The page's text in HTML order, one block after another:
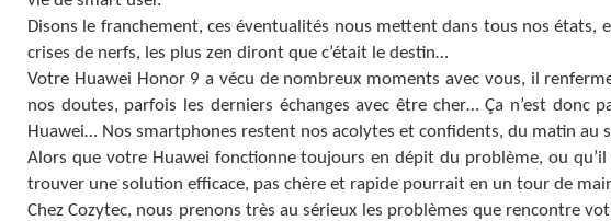
Disons le franchement, ces éventualités nous mettent dans tous nos états,
crises de nerfs, les plus zen diront que c’était le destin…
Votre Huawei Honor 9 a vécu de nombreux moments avec vous, il
nos doutes, parfois les derniers échanges avec être cher… Ça n’est donc
Huawei… Nos smartphones restent nos acolytes et confidents, du matin au
Alors que votre Huawei fonctionne toujours en dépit du problème, ou
trouver une solution efficace, pas chère et rapide pourrait en un tour de
Chez Cozytec, nous prenons très au sérieux les problèmes que rencontre